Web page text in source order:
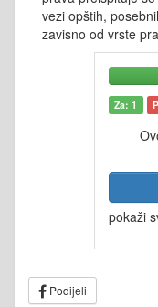
vezi opštih,
zavisno od vrste
Za: 1
pokaži
Podijeli